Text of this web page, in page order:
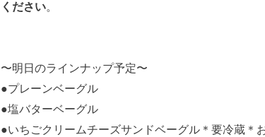
ください。
〜明日のラインナップ予定〜
●プレーンベーグル
●塩バターベーグル
●いちごクリームチーズサンドベーグル＊要冷蔵＊